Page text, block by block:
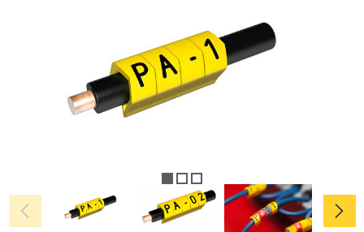
chevron_left chevron_right